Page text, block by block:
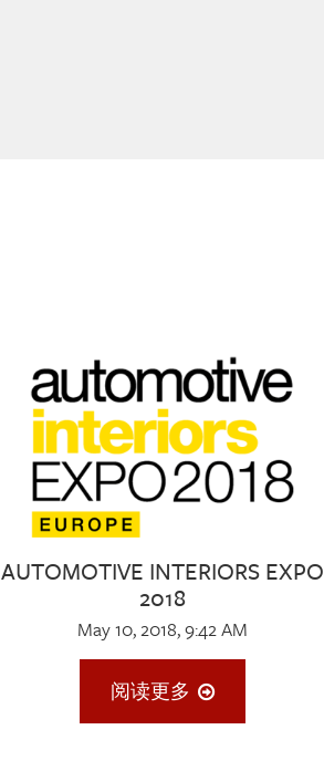
AUTOMOTIVE INTERIORS EXPO
2018
May 10, 2018, 9:42 AM
阅读更多